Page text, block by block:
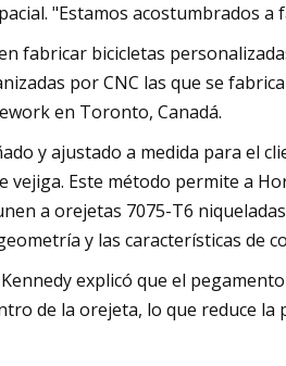
"Estamos acostumbrados
fabricar bicicletas
por CNC las que se
en Toronto, Canadá.
y ajustado a medida para el
Este método permite a
a orejetas 7075-T6
y las características de
explicó que el
de la orejeta, lo que reduce